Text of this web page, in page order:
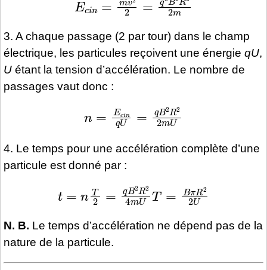
3. A chaque passage (2 par tour) dans le champ
électrique, les particules reçoivent une énergie qU,
U étant la tension d’accélération. Le nombre de
passages vaut donc :
cin qB2R
4. Le temps pour une accélération complète d’une
particule est donné par :
t= 2= 2R24 mU =BπR
N. B. Le temps d’accélération ne dépend pas de la
nature de la particule.